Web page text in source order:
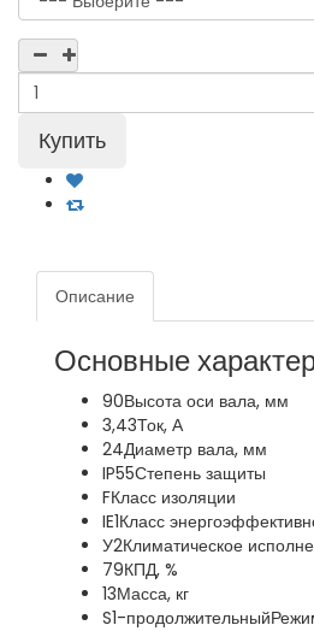
Описание
Основные
90Высота оси вала, мм
3,43Ток, А
24Диаметр вала, мм
IP55Степень защиты
FКласс изоляции
IE1Класс
У2Климатическое
79КПД, %
13Масса, кг
S1-продолжительный